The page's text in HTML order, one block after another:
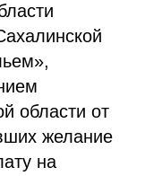
области от
желание
на